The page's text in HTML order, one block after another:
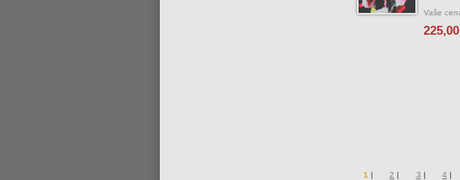
Vaše
1 | 2 | 3 | 4 |